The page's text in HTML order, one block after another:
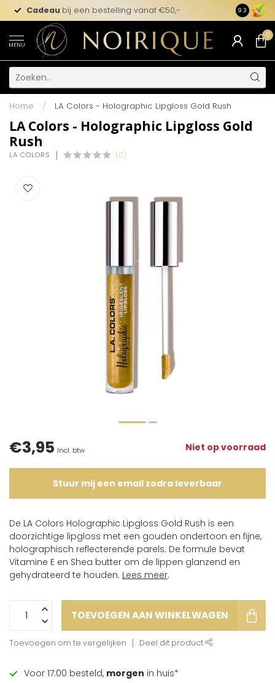
Cadeau bij een bestelling vanaf €50,- 9.3
MENU
0
Home / LA Colors - Holographic Lipgloss Gold Rush
LA Colors - Holographic Lipgloss Gold
Rush
LA COLORS (0)
€3,95 Incl. btw Niet op voorraad
Stuur mij een email zodra leverbaar
De LA Colors Holographic Lipgloss Gold Rush is een
doorzichtige lipgloss met een gouden ondertoon en fijne,
holographisch reflecterende parels. De formule bevat
Vitamine E en Shea butter om de lippen glanzend en
gehydrateerd te houden. Lees meer.
TOEVOEGEN AAN WINKELWAGEN
Toevoegen om te vergelijken Deel dit product
Voor 17:00 besteld, morgen in huis*